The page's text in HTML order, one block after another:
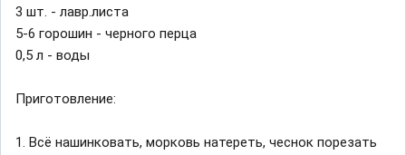
3 шт. - лавр.листа
5-6 горошин - черного перца
0,5 л - воды
Приготовление:
1. Всё нашинковать, морковь натереть, чеснок порезать